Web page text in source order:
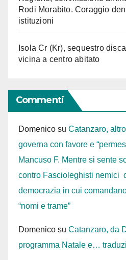
Rodi Morabito. Coraggio
istituzioni
Isola Cr (Kr), sequestro
vicina a centro abitato
Commenti
Domenico su Catanzaro,
governa con favore e
Mancuso F. Mentre si sente
contro Fascioleghisti nemici
democrazia in cui
“nomi e trame”
Domenico su Catanzaro, da
programma Natale e…